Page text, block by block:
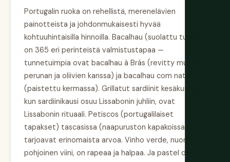
Portugalin ruoka on rehellistä, merenelävien
painotteista ja johdonmukaisesti hyvää
kohtuuhintaisilla hinnoilla. Bacalhau (suolattu turska)
on 365 eri perinteistä valmistustapaa —
tunnetuimpia ovat bacalhau à Brás (revitty munien,
perunan ja oliivien kanssa) ja bacalhau com natas
(paistettu kermassa). Grillatut sardiinit kesäkuussa,
kun sardiinikausi osuu Lissabonin juhliin, ovat
Lissabonin rituaali. Petiscos (portugalilaiset
tapakset) tascasissa (naapuruston kapakoissa)
tarjoavat erinomaista arvoa. Vinho verde, nuori
pohjoinen viini, on rapeaa ja halpaa. Ja pastel de